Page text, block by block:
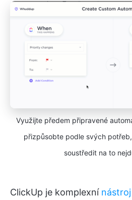
Využijte předem připravené
přizpůsobte podle svých
soustředit na to
ClickUp je komplexní